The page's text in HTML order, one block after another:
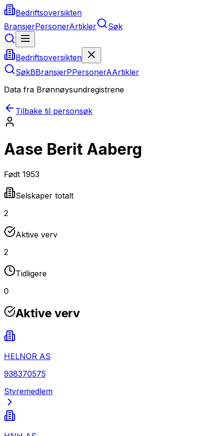
Bedriftsoversikten
BransjerPersonerArtikler Søk
Bedriftsoversikten
SøkBBransjerPPersonerAArtikler
Data fra Brønnøysundregistrene
Tilbake til personsøk
Aase Berit Aaberg
Født 1953
Selskaper totalt
2
Aktive verv
2
Tidligere
0
Aktive verv
HELNOR AS
938370575
Styremedlem